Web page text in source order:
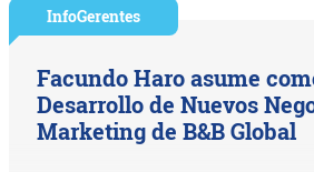
InfoGerentes
Facundo Haro asume
Desarrollo de Nuevos
Marketing de B&B Global